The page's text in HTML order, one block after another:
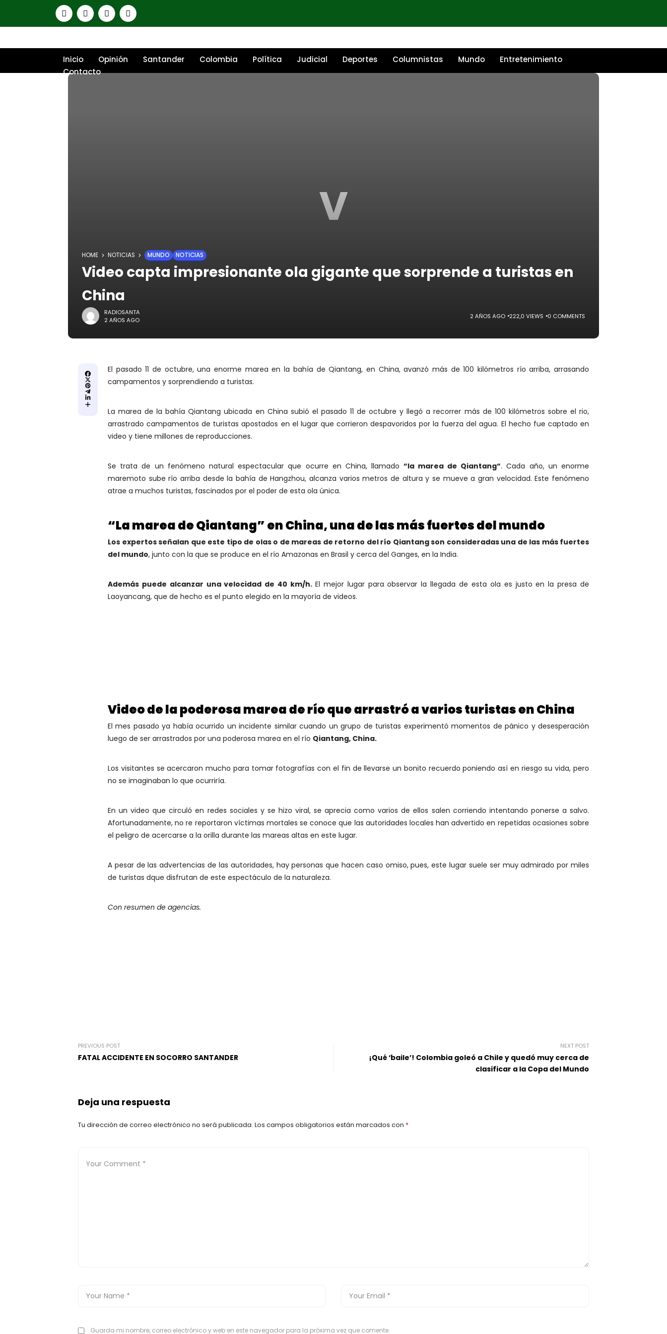
Inicio Opinión Santander Colombia Política Judicial Deportes Columnistas Mundo
Entretenimiento
Contacto
V
HOME NOTICIAS MUNDO NOTICIAS
Video capta impresionante ola gigante que sorprende a turistas en
China
RADIOSANTA
2 AÑOS AGO
2 AÑOS AGO 222,0 VIEWS 0 COMMENTS
El pasado 11 de octubre, una enorme marea en la bahía de Qiantang, en China, avanzó más de 100 kilómetros río arriba, arrasando
campamentos y sorprendiendo a turistas.
La marea de la bahía Qiantang ubicada en China subió el pasado 11 de octubre y llegó a recorrer más de 100 kilómetros sobre el rio,
arrastrado campamentos de turistas apostados en el lugar que corrieron despavoridos por la fuerza del agua. El hecho fue captado en
video y tiene millones de reproducciones.
Se trata de un fenómeno natural espectacular que ocurre en China, llamado “la marea de Qiantang“. Cada año, un enorme
maremoto sube río arriba desde la bahía de Hangzhou, alcanza varios metros de altura y se mueve a gran velocidad. Este fenómeno
atrae a muchos turistas, fascinados por el poder de esta ola única.
“La marea de Qiantang” en China, una de las más fuertes del mundo
Los expertos señalan que este tipo de olas o de mareas de retorno del río Qiantang son consideradas una de las más fuertes
del mundo, junto con la que se produce en el río Amazonas en Brasil y cerca del Ganges, en la India.
Además puede alcanzar una velocidad de 40 km/h. El mejor lugar para observar la llegada de esta ola es justo en la presa de
Laoyancang, que de hecho es el punto elegido en la mayoría de videos.
Video de la poderosa marea de río que arrastró a varios turistas en China
El mes pasado ya había ocurrido un incidente similar cuando un grupo de turistas experimentó momentos de pánico y desesperación
luego de ser arrastrados por una poderosa marea en el río Qiantang, China.
Los visitantes se acercaron mucho para tomar fotografías con el fin de llevarse un bonito recuerdo poniendo así en riesgo su vida, pero
no se imaginaban lo que ocurriría.
En un video que circuló en redes sociales y se hizo viral, se aprecia como varios de ellos salen corriendo intentando ponerse a salvo.
Afortunadamente, no re reportaron víctimas mortales se conoce que las autoridades locales han advertido en repetidas ocasiones sobre
el peligro de acercarse a la orilla durante las mareas altas en este lugar.
A pesar de las advertencias de las autoridades, hay personas que hacen caso omiso, pues, este lugar suele ser muy admirado por miles
de turistas dque disfrutan de este espectáculo de la naturaleza.
Con resumen de agencias.
PREVIOUS POST
FATAL ACCIDENTE EN SOCORRO SANTANDER
NEXT POST
¡Qué ‘baile’! Colombia goleó a Chile y quedó muy cerca de
clasificar a la Copa del Mundo
Deja una respuesta
Tu dirección de correo electrónico no será publicada. Los campos obligatorios están marcados con *
Guarda mi nombre, correo electrónico y web en este navegador para la próxima vez que comente.